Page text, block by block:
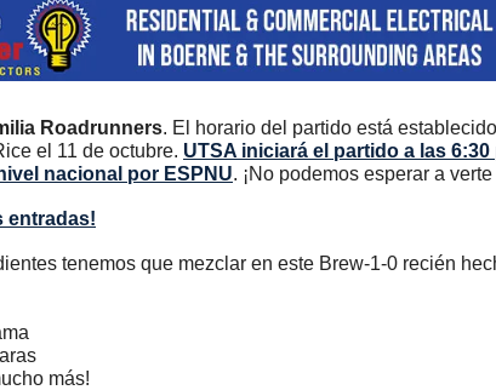
Roadrunners. El horario del partido está
el 11 de octubre. UTSA iniciará el partido a las
nacional por ESPNU. ¡No podemos esperar a
entradas!
tenemos que mezclar en este Brew-1-0 recién
más!